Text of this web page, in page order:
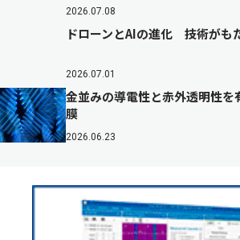
2026.07.08
ドローンとAIの進化 技術がも
2026.07.01
金並みの導電性と赤外透明性を
膜
2026.06.23